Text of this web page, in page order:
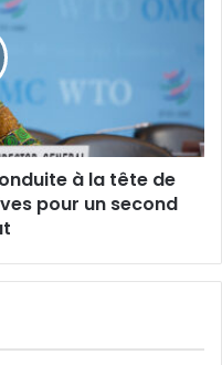
à la tête de
pour un second